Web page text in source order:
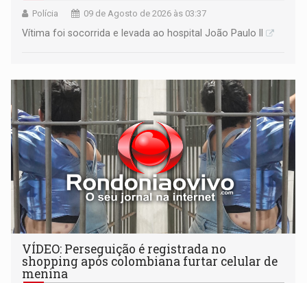
Polícia 09 de Agosto de 2026 às 03:37
Vítima foi socorrida e levada ao hospital João Paulo II
VÍDEO: Perseguição é registrada no
shopping após colombiana furtar celular de
menina